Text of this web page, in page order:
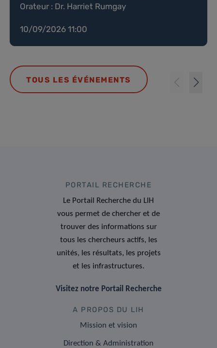
Orateur : Dr. Harriet Rumgay
10/09/2026 11:00
TOUS LES ÉVÉNEMENTS
PORTAIL RECHERCHE
Le Portail Recherche du LIH
vous permet de chercher et de
trouver des informations sur
tous les chercheurs actifs, les
unités, les résultats, les projets
et les infrastructures.
Visitez notre Portail Recherche
A PROPOS DU LIH
Mission et vision
Direction & Administration